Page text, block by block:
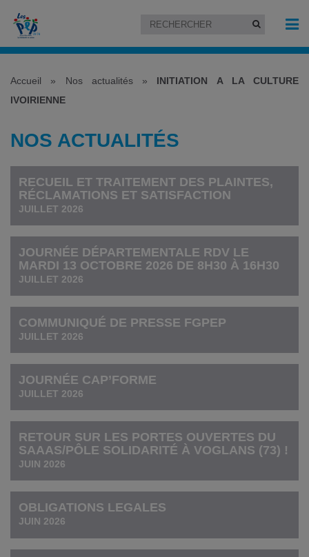
Accueil » Nos actualités» INITIATION A LA CULTURE
IVOIRIENNE
NOS ACTUALITÉS
RECUEIL ET TRAITEMENT DES PLAINTES,
RÉCLAMATIONS ET SATISFACTION
JUILLET 2026
JOURNÉE DÉPARTEMENTALE RDV LE
MARDI 13 OCTOBRE 2026 DE 8H30 À 16H30
JUILLET 2026
COMMUNIQUÉ DE PRESSE FGPEP
JUILLET 2026
JOURNÉE CAP’FORME
JUILLET 2026
RETOUR SUR LES PORTES OUVERTES DU
SAAAS/PÔLE SOLIDARITÉ À VOGLANS (73) !
JUIN 2026
OBLIGATIONS LEGALES
JUIN 2026